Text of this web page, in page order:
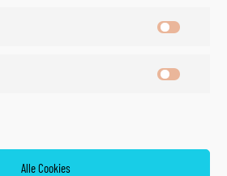
Alle Cookies